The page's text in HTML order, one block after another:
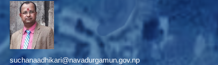
suchanaadhikari@navadurgamun.gov.np